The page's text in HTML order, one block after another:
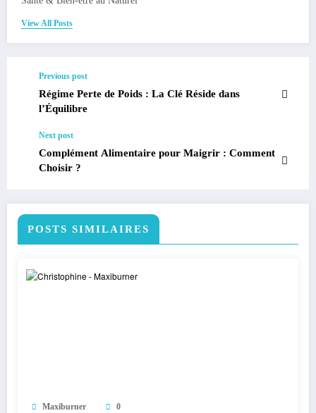
View All Posts
Previous post
Régime Perte de Poids : La Clé Réside dans
l’Équilibre
Next post
Complément Alimentaire pour Maigrir : Comment
Choisir ?
POSTS SIMILAIRES
Maxiburner 0